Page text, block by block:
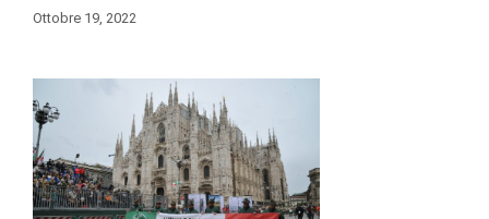
Ottobre 19, 2022